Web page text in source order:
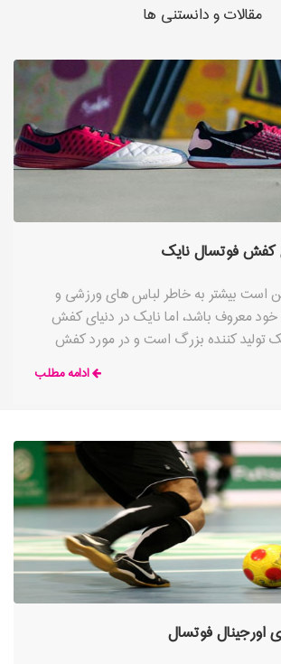
مقالات و دانستنی ها
کفش فوتسال نایک
است بیشتر به خاطر لباس های ورزشی و
معروف باشد، اما نایک در دنیای کفش
تولید کننده بزرگ است و در مورد کفش
جدی عمل می کند. نایک در سال های اخیر
تولید کفش های مخصوص استفاده در سالن ها
ادامه مطلب
فوتسال